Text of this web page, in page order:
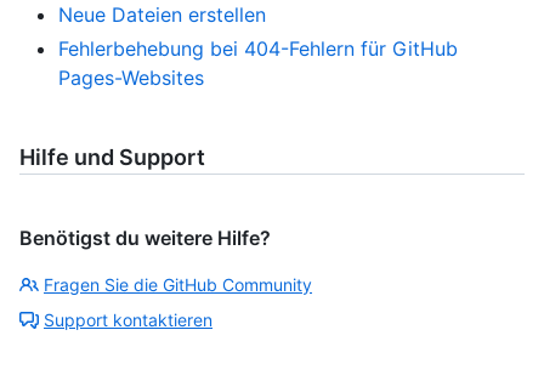
Neue Dateien erstellen
Fehlerbehebung bei 404-Fehlern für GitHub
Pages-Websites
Hilfe und Support
Benötigst du weitere Hilfe?
Fragen Sie die GitHub Community
Support kontaktieren